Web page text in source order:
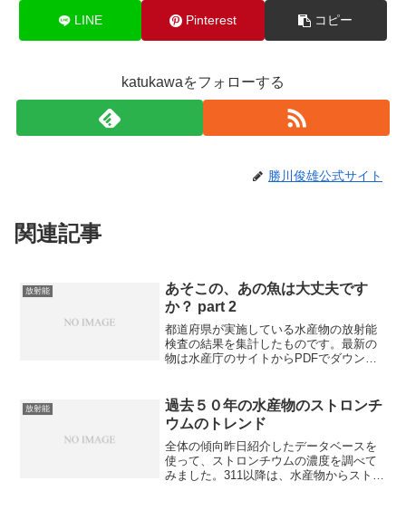
LINE Pinterest コピー
katukawaをフォローする
勝川俊雄公式サイト
関連記事
放射能
あそこの、あの魚は大丈夫です
か？ part 2
都道府県が実施している水産物の放射能
検査の結果を集計したものです。最新の
物は水産庁のサイトからPDFでダウンロ
入れると、簡単にフィルターができると
いうことを、コメント欄...
放射能
過去５０年の水産物のストロンチ
ウムのトレンド
全体の傾向昨日紹介したデータベースを
使って、ストロンチウムの濃度を調べて
みました。311以降は、水産物からストロ